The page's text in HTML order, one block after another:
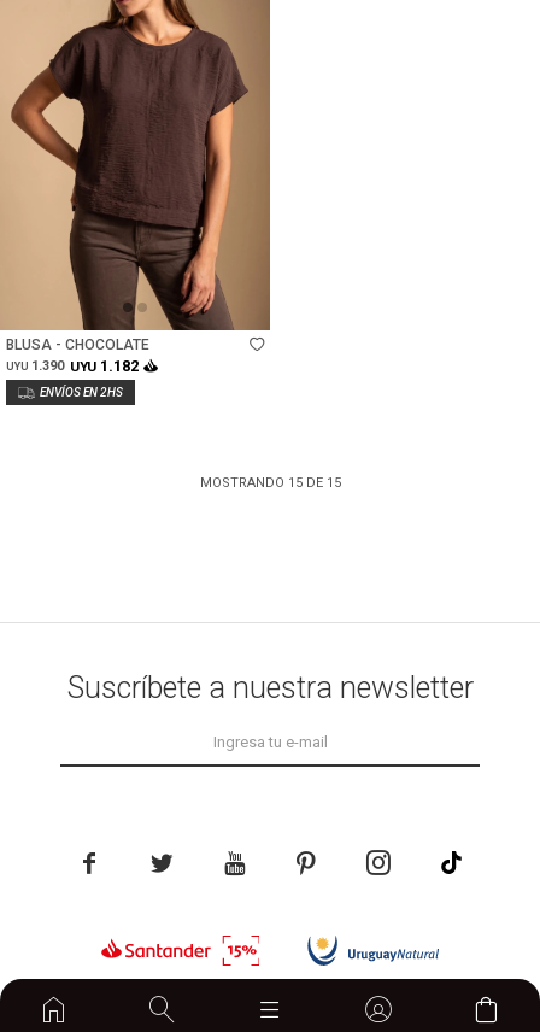
home 
BLUSA - CHOCOLATE
UYU 1.390 UYU 1.182
MOSTRANDO 15DE 15
Suscríbete a nuestra newsletter
    
© Copyright 2026 / Lemon